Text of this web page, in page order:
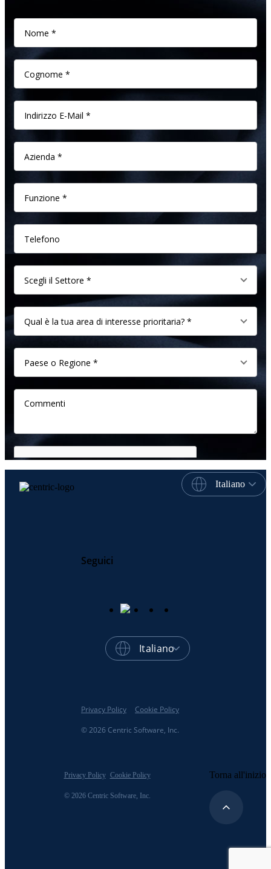
Italiano
Seguici
Italiano
© 2026 Centric Software, Inc.
Privacy Policy Cookie Policy
© 2026 Centric Software, Inc.
Privacy Policy Cookie Policy Torna all'inizio